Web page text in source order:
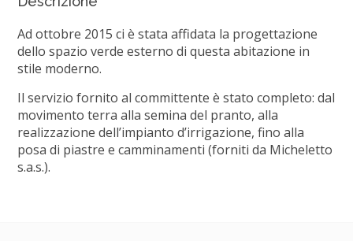
Ad ottobre 2015 ci è stata affidata la progettazione
dello spazio verde esterno di questa abitazione in
stile moderno.
Il servizio fornito al committente è stato completo: dal
movimento terra alla semina del pranto, alla
realizzazione dell’impianto d’irrigazione, fino alla
posa di piastre e camminamenti (forniti da Micheletto
s.a.s.).